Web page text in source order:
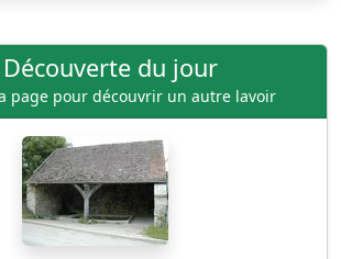
du jour
page pour découvrir un autre lavoir